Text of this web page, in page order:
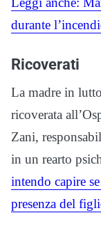
durante
Ricoverati
La madre in
ricoverata
Zani,
in un rearto
intendo capire
presenza del